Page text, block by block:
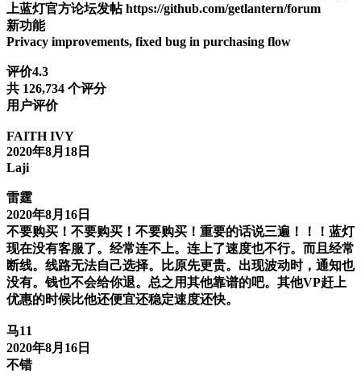
上蓝灯官方论坛发帖 https://github.com/getlantern/forum
新功能
Privacy improvements, fixed bug in purchasing flow
评价4.3
共 126,734 个评分
用户评价
FAITH IVY
2020年8月18日
Laji
雷霆
2020年8月16日
不要购买！不要购买！不要购买！重要的话说三遍！！！蓝灯
现在没有客服了。经常连不上。连上了速度也不行。而且经常
断线。线路无法自己选择。比原先更贵。出现波动时，通知也
没有。钱也不会给你退。总之用其他靠谱的吧。其他VP赶上
优惠的时候比他还便宜还稳定速度还快。
马11
2020年8月16日
不错